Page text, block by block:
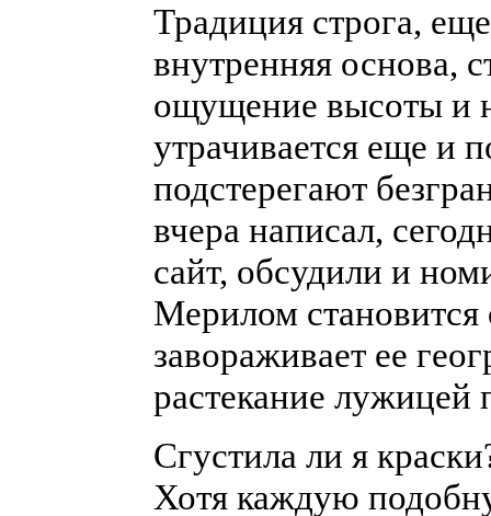
Традиция строга,
внутренняя основа,
ощущение высоты и
утрачивается еще и
подстерегают
вчера написал,
сайт, обсудили и
Мерилом становится
завораживает ее
растекание лужицей
Сгустила ли я
Хотя каждую